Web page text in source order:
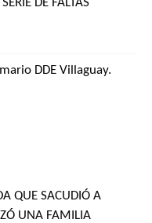
DDE Villaguay.
QUE SACUDIÓ A
UNA FAMILIA